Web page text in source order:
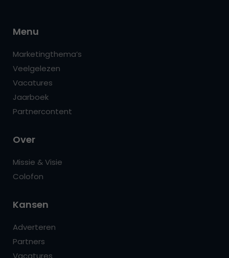
Menu
Marketingthema’s
Veelgelezen
Vacatures
Jaarboek
Partnercontent
Over
Missie & Visie
Colofon
Kansen
Adverteren
Partners